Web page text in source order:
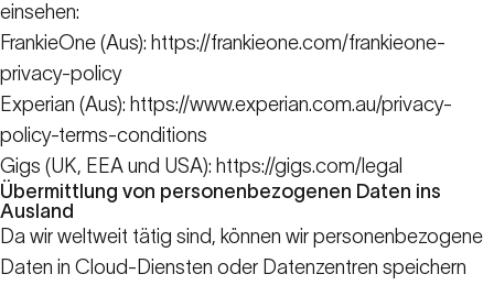
einsehen:
FrankieOne (Aus): https://frankieone.com/frankieone-
privacy-policy
Experian (Aus): https://www.experian.com.au/privacy-
policy-terms-conditions
Gigs (UK, EEA und USA): https://gigs.com/legal
Übermittlung von personenbezogenen Daten ins
Ausland
Da wir weltweit tätig sind, können wir personenbezogene
Daten in Cloud-Diensten oder Datenzentren speichern